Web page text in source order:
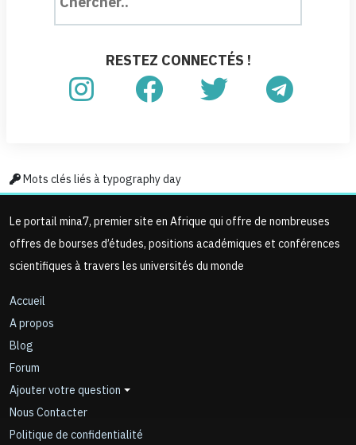
RESTEZ CONNECTÉS !
Mots clés liés à typography day
Le portail mina7, premier site en Afrique qui offre de nombreuses
offres de bourses d’études, positions académiques et conférences
scientifiques à travers les universités du monde
Accueil
A propos
Blog
Forum
Ajouter votre question
Nous Contacter
Politique de confidentialité